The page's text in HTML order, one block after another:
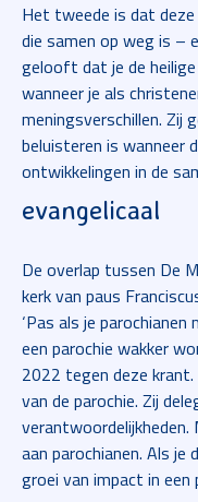
Het tweede is dat deze
die samen op weg is –
gelooft dat je de
wanneer je als
meningsverschillen. Zij
beluisteren is wanneer
ontwikkelingen in de
evangelicaal
De overlap tussen De
kerk van paus
‘Pas als je
een parochie wakker
2022 tegen deze krant.
van de parochie. Zij
aan parochianen. Als
groei van impact in een